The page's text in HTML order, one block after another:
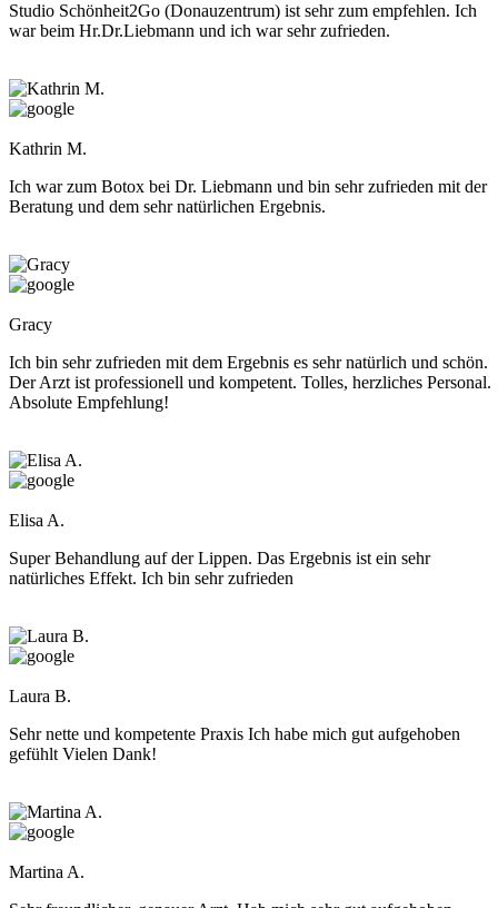
Studio Schönheit2Go (Donauzentrum) ist sehr zum empfehlen. Ich
war beim Hr.Dr.Liebmann und ich war sehr zufrieden.
Kathrin M.
Ich war zum Botox bei Dr. Liebmann und bin sehr zufrieden mit der
Beratung und dem sehr natürlichen Ergebnis.
Gracy
Ich bin sehr zufrieden mit dem Ergebnis es sehr natürlich und schön.
Der Arzt ist professionell und kompetent. Tolles, herzliches Personal.
Absolute Empfehlung!
Elisa A.
Super Behandlung auf der Lippen. Das Ergebnis ist ein sehr
natürliches Effekt. Ich bin sehr zufrieden
Laura B.
Sehr nette und kompetente Praxis Ich habe mich gut aufgehoben
gefühlt Vielen Dank!
Martina A.